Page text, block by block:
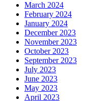
March 2024
February 2024
January 2024
December 2023
November 2023
October 2023
September 2023
July 2023
June 2023
May 2023
April 2023